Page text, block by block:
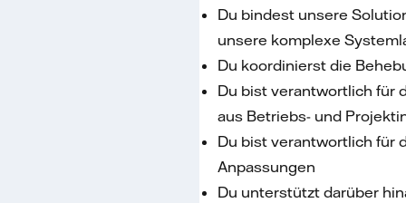
Du bindest unsere
unsere komplexe
Du koordinierst die
Du bist verantwortlich für
aus Betriebs- und
Du bist verantwortlich für
Anpassungen
Du unterstützt darüber